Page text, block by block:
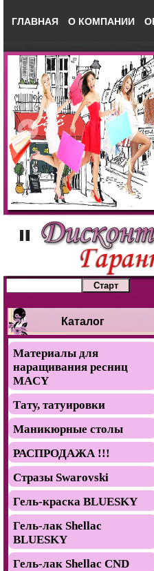
ГЛАВНАЯ О КОМПАНИИ
Каталог
Материалы для
наращивания ресниц
MACY
Тату, татуировки
Маникюрные столы
РАСПРОДАЖА !!!
Стразы Swarovski
Гель-краска BLUESKY
Гель-лак Shellac
BLUESKY
Гель-лак Shellac CND